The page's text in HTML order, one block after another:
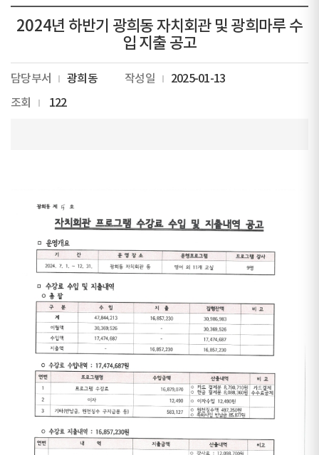
2024년 하반기 광희동 자치회관 및 광희마루 수
입 지출 공고
담당부서 광희동 작성일
2025-01-13
조회
122